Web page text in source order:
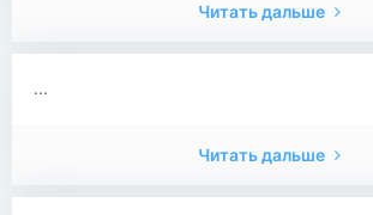
Читать дальше
...
Читать дальше